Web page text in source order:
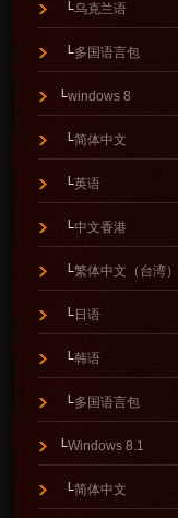
└乌克兰语
└多国语言包
└windows 8
└简体中文
└英语
└中文香港
└繁体中文（台湾）
└ 日语
└韩语
└多国语言包
└Windows 8.1
└简体中文